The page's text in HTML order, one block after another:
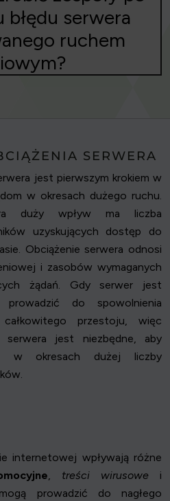
serwera
ruchem
SERWERA
jest pierwszym krokiem w
w okresach dużego ruchu.
duży wpływ ma liczba
uzyskujących dostęp do
Obciążenie serwera odnosi
i zasobów wymaganych
żądań. Gdy serwer jest
do spowolnienia
przestoju, więc
serwera jest niezbędne, aby
w okresach dużej liczby
internetowej wpływają różne
, treści wirusowe i
prowadzić do nagłego